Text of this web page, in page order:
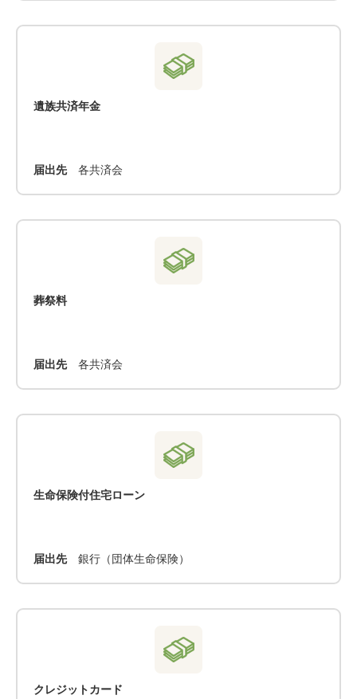
遺族共済年金
届出先各共済会
葬祭料
届出先各共済会
生命保険付住宅ローン
届出先銀行（団体生命保険）
クレジットカード